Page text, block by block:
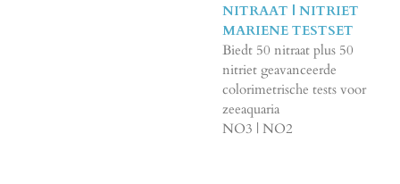
NITRAAT | NITRIET
MARIENE TESTSET
Biedt 50 nitraat plus 50
nitriet geavanceerde
colorimetrische tests voor
zeeaquaria
NO3 | NO2